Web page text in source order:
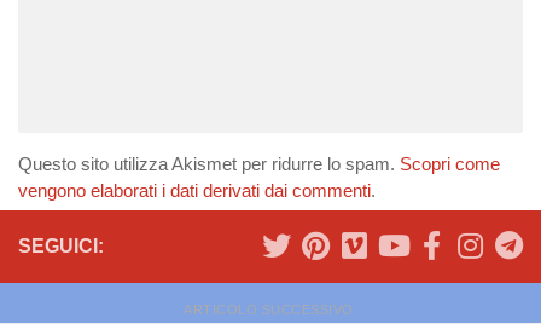
Questo sito utilizza Akismet per ridurre lo spam. Scopri come
vengono elaborati i dati derivati dai commenti.
SEGUICI:
ARTICOLO SUCCESSIVO